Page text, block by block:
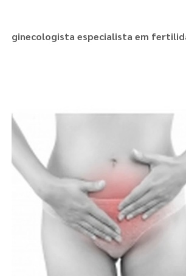
ginecologista especialista em